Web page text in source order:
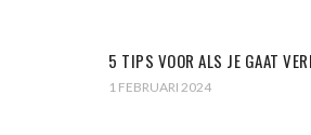
5 TIPS VOOR ALS JE GAAT
1 FEBRUARI 2024